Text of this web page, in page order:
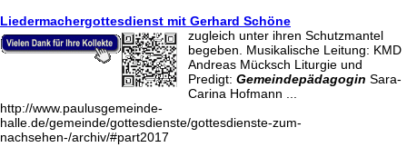
Liedermachergottesdienst mit Gerhard Schöne
zugleich unter ihren Schutzmantel
begeben. Musikalische Leitung: KMD
Andreas Mücksch Liturgie und
Predigt: Gemeindepädagogin Sara-
Carina Hofmann ...
http://www.paulusgemeinde-
halle.de/gemeinde/gottesdienste/gottesdienste-zum-
nachsehen-/archiv/#part2017